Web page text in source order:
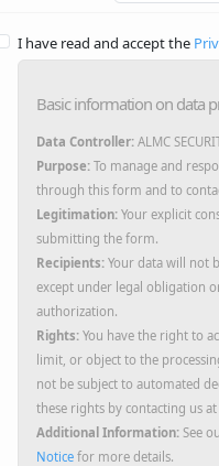
I have read and accept the
Basic information on data
Data Controller:ALMC
Purpose:To manage and
through this form and to
Legitimation:Your explicit
submitting the form.
Recipients:Your data will not
except under legal obligation
authorization.
Rights:You have the right to
limit, or object to the
not be subject to automated
these rights by contacting us at
Additional Information:See
Noticefor more details.